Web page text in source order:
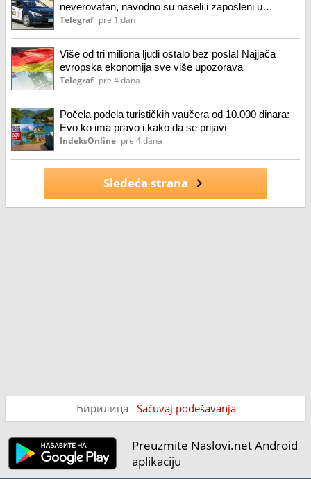
neverovatan, navodno su naseli i zaposleni u
pravosuđu!
Telegraf pre 1 dan
Više od tri miliona ljudi ostalo bez posla! Najjača
evropska ekonomija sve više upozorava
Telegraf pre 4 dana
Počela podela turističkih vaučera od 10.000 dinara:
Evo ko ima pravo i kako da se prijavi
IndeksOnline pre 4 dana
Sledeća strana
Ћирилица Sačuvaj podešavanja
Preuzmite Naslovi.net Android
aplikaciju